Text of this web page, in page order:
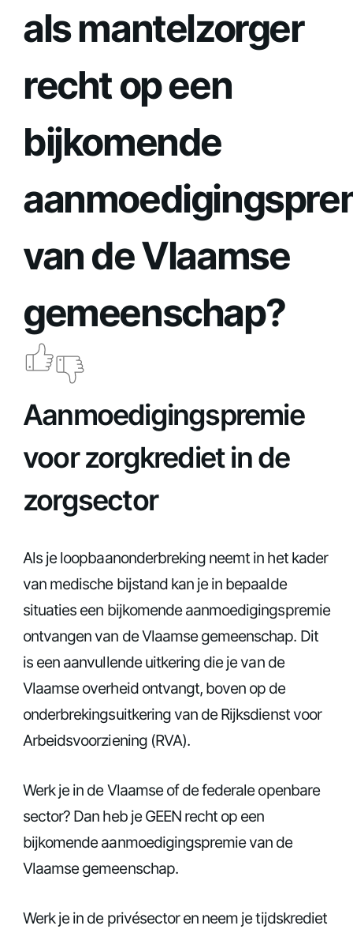
als mantelzorger
recht op een
bijkomende
van de Vlaamse
gemeenschap?
Aanmoedigingspremie
voor zorgkrediet in de
zorgsector
Als je loopbaanonderbreking neemt in het kader
van medische bijstand kan je in bepaalde
situaties een bijkomende aanmoedigingspremie
ontvangen van de Vlaamse gemeenschap. Dit
is een aanvullende uitkering die je van de
Vlaamse overheid ontvangt, boven op de
onderbrekingsuitkering van de Rijksdienst voor
Arbeidsvoorziening (RVA).
Werk je in de Vlaamse of de federale openbare
sector? Dan heb je GEEN recht op een
bijkomende aanmoedigingspremie van de
Vlaamse gemeenschap.
Werk je in de privésector en neem je tijdskrediet